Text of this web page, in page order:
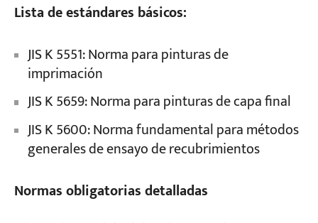
Lista de estándares básicos:
JIS K 5551: Norma para pinturas de
imprimación
JIS K 5659: Norma para pinturas de capa final
JIS K 5600: Norma fundamental para métodos
generales de ensayo de recubrimientos
Normas obligatorias detalladas